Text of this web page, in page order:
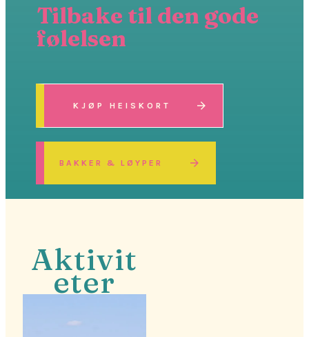
Tilbake til den gode
følelsen
KJØP HEISKORT
BAKKER & LØYPER
Aktivit
eter